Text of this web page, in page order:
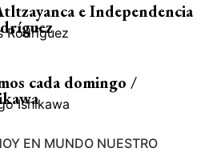
e Independencia
Rodríguez
cada domingo /
Ishikawa
EN MUNDO NUESTRO